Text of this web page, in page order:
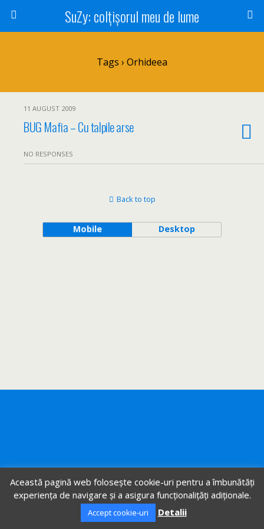
SuZy: colţişorul meu de lume
Tags › Orhideea
11 AUGUST 2009
BUG Mafia – Cu talpile arse
NO RESPONSES
Back to top
Mobile Desktop
Această pagină web folosește cookie-uri pentru a îmbunătăți
experiența de navigare și a asigura funcționalițăți adiționale.
Accept cookie-uri Detalii